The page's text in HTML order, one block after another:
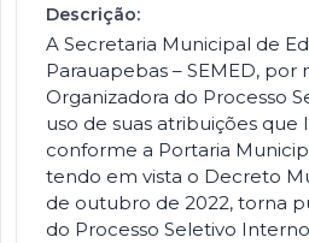
Descrição:
A Secretaria Municipal de
Parauapebas – SEMED, por
Organizadora do Processo
uso de suas atribuições que
conforme a Portaria
tendo em vista o Decreto
de outubro de 2022, torna
do Processo Seletivo